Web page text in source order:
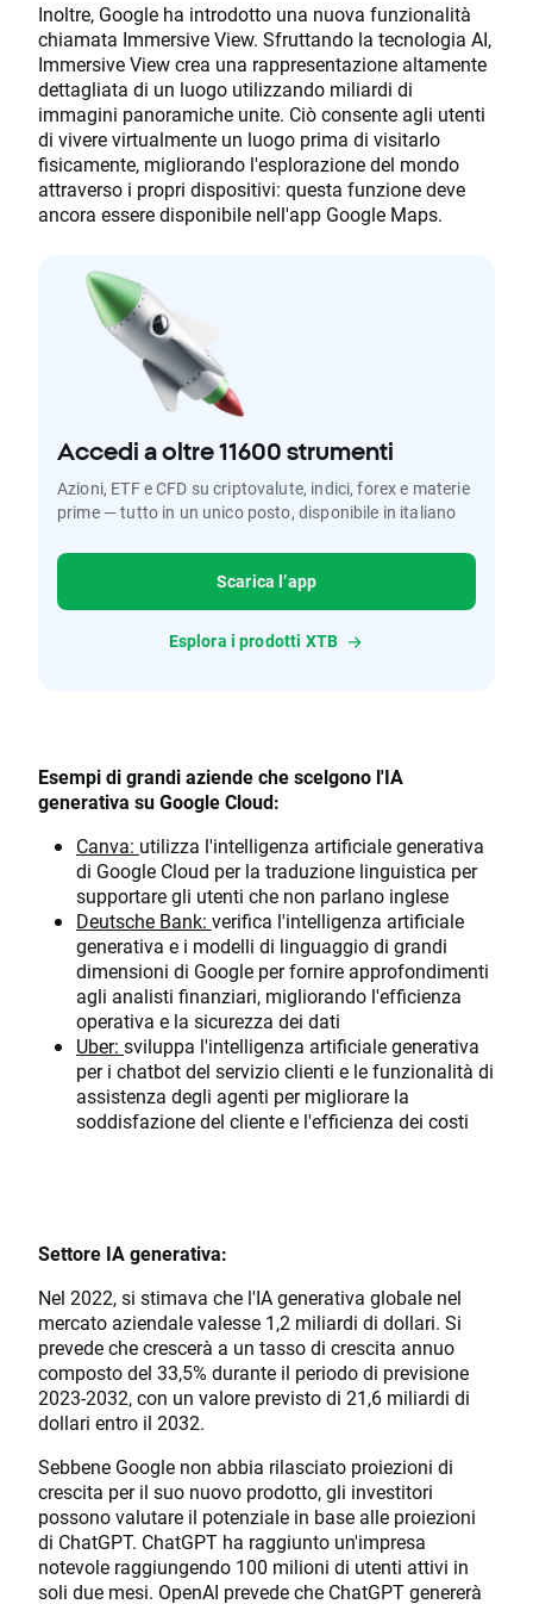
Inoltre, Google ha introdotto una nuova funzionalità
chiamata Immersive View. Sfruttando la tecnologia AI,
Immersive View crea una rappresentazione altamente
dettagliata di un luogo utilizzando miliardi di
immagini panoramiche unite. Ciò consente agli utenti
di vivere virtualmente un luogo prima di visitarlo
fisicamente, migliorando l'esplorazione del mondo
attraverso i propri dispositivi: questa funzione deve
ancora essere disponibile nell'app Google Maps.
Accedi a oltre 11600 strumenti
Azioni, ETF e CFD su criptovalute, indici, forex e materie
prime — tutto in un unico posto, disponibile in italiano
Scarica l’app
Esplora i prodotti XTB
Esempi di grandi aziende che scelgono l'IA
generativa su Google Cloud:
Canva: utilizza l'intelligenza artificiale generativa
di Google Cloud per la traduzione linguistica per
supportare gli utenti che non parlano inglese
Deutsche Bank: verifica l'intelligenza artificiale
generativa e i modelli di linguaggio di grandi
dimensioni di Google per fornire approfondimenti
agli analisti finanziari, migliorando l'efficienza
operativa e la sicurezza dei dati
Uber: sviluppa l'intelligenza artificiale generativa
per i chatbot del servizio clienti e le funzionalità di
assistenza degli agenti per migliorare la
soddisfazione del cliente e l'efficienza dei costi
Settore IA generativa:
Nel 2022, si stimava che l'IA generativa globale nel
mercato aziendale valesse 1,2 miliardi di dollari. Si
prevede che crescerà a un tasso di crescita annuo
composto del 33,5% durante il periodo di previsione
2023-2032, con un valore previsto di 21,6 miliardi di
dollari entro il 2032.
Sebbene Google non abbia rilasciato proiezioni di
crescita per il suo nuovo prodotto, gli investitori
possono valutare il potenziale in base alle proiezioni
di ChatGPT. ChatGPT ha raggiunto un'impresa
notevole raggiungendo 100 milioni di utenti attivi in
soli due mesi. OpenAI prevede che ChatGPT genererà